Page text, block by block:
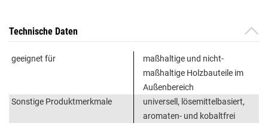
Technische Daten
geeignet für
maßhaltige und nicht-
maßhaltige Holzbauteile im
Außenbereich
Sonstige Produktmerkmale
universell, lösemittelbasiert,
aromaten- und kobaltfrei